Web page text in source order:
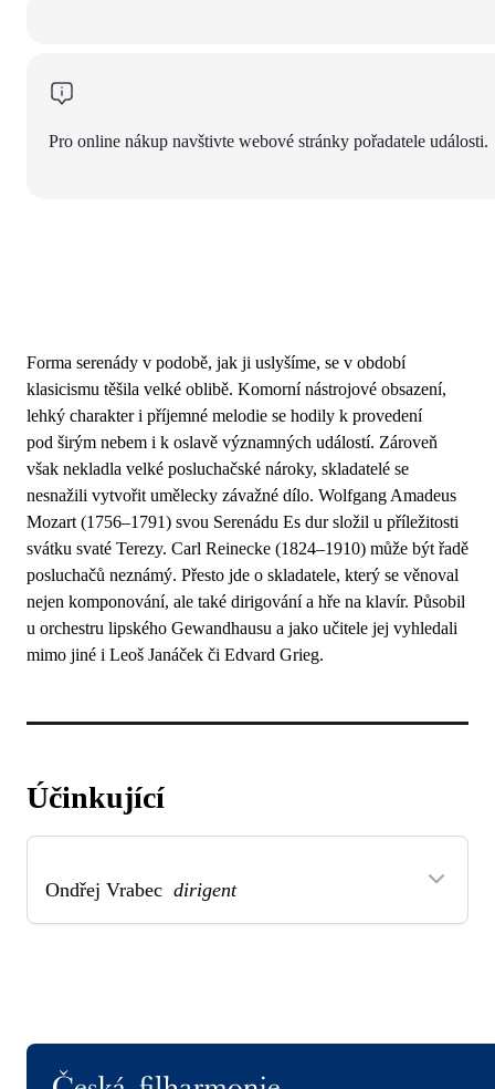
Pro online nákup navštivte webové stránky pořadatele události.
Forma serenády v podobě, jak ji uslyšíme, se v období
klasicismu těšila velké oblibě. Komorní nástrojové obsazení,
lehký charakter i příjemné melodie se hodily k provedení
pod širým nebem i k oslavě významných událostí. Zároveň
však nekladla velké posluchačské nároky, skladatelé se
nesnažili vytvořit umělecky závažné dílo. Wolfgang Amadeus
Mozart (1756–1791) svou Serenádu Es dur složil u příležitosti
svátku svaté Terezy. Carl Reinecke (1824–1910) může být řadě
posluchačů neznámý. Přesto jde o skladatele, který se věnoval
nejen komponování, ale také dirigování a hře na klavír. Působil
u orchestru lipského Gewandhausu a jako učitele jej vyhledali
mimo jiné i Leoš Janáček či Edvard Grieg.
Účinkující
Ondřej Vrabec dirigent